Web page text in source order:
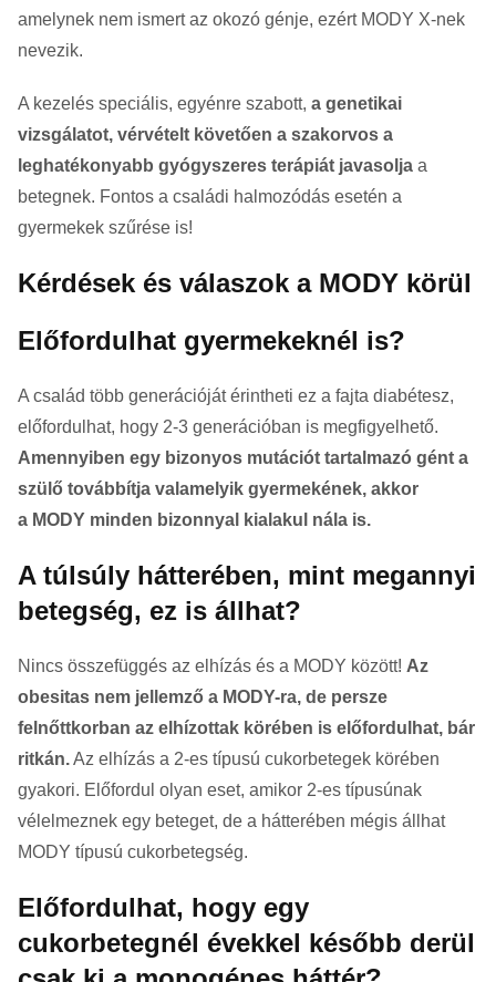
amelynek nem ismert az okozó génje, ezért MODY X-nek
nevezik.
A kezelés speciális, egyénre szabott, a genetikai
vizsgálatot, vérvételt követően a szakorvos a
leghatékonyabb gyógyszeres terápiát javasolja a
betegnek. Fontos a családi halmozódás esetén a
gyermekek szűrése is!
Kérdések és válaszok a MODY körül
Előfordulhat gyermekeknél is?
A család több generációját érintheti ez a fajta diabétesz,
előfordulhat, hogy 2-3 generációban is megfigyelhető.
Amennyiben egy bizonyos mutációt tartalmazó gént a
szülő továbbítja valamelyik gyermekének, akkor
a MODY minden bizonnyal kialakul nála is.
A túlsúly hátterében, mint megannyi
betegség, ez is állhat?
Nincs összefüggés az elhízás és a MODY között! Az
obesitas nem jellemző a MODY-ra, de persze
felnőttkorban az elhízottak körében is előfordulhat, bár
ritkán.Az elhízás a 2-es típusú cukorbetegek körében
gyakori. Előfordul olyan eset, amikor 2-es típusúnak
vélelmeznek egy beteget, de a hátterében mégis állhat
MODY típusú cukorbetegség.
Előfordulhat, hogy egy
cukorbetegnél évekkel később derül